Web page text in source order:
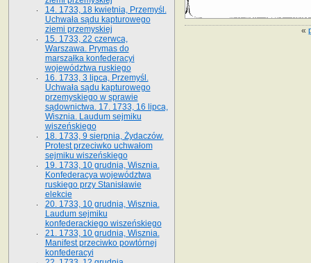
«
14. 1733, 18 kwietnia, Przemyśl.
Uchwała sądu kapturowego
ziemi przemyskiej
15. 1733, 22 czerwca,
Warszawa. Prymas do
marszałka konfederacyi
województwa ruskiego
16. 1733, 3 lipca, Przemyśl.
Uchwała sądu kapturowego
przemyskiego w sprawie
sądownictwa. 17. 1733, 16 lipca,
Wisznia. Laudum sejmiku
wiszeńskiego
18. 1733, 9 sierpnia, Żydaczów.
Protest przeciwko uchwałom
sejmiku wiszeńskiego
19. 1733, 10 grudnia, Wisznia.
Konfederacya województwa
ruskiego przy Stanisławie
elekcie
20. 1733, 10 grudnia, Wisznia.
Laudum sejmiku
konfederackiego wiszeńskiego
21. 1733, 10 grudnia, Wisznia.
Manifest przeciwko powtórnej
konfederacyi